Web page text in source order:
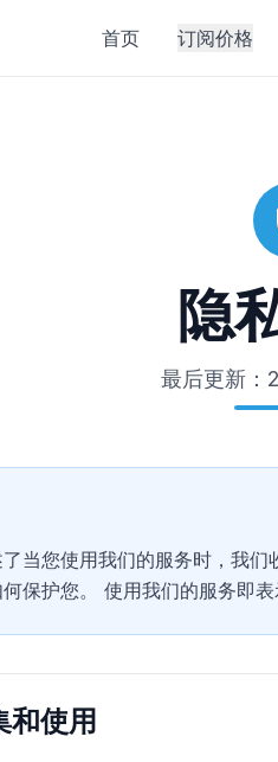
首页 订阅价格
隐
最后更新：
当您使用我们的服务时，我
保护您。 使用我们的服务即
和使用